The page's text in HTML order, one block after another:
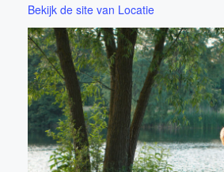
Bekijk de site van Locatie